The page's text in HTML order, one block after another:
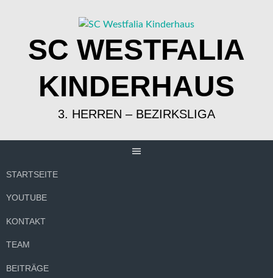
SC WESTFALIA
KINDERHAUS
3. HERREN – BEZIRKSLIGA
STARTSEITE
YOUTUBE
KONTAKT
TEAM
BEITRÄGE